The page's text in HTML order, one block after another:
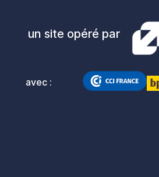
un site opéré par
avec :